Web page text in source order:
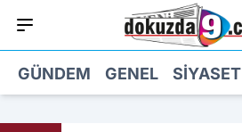
GÜNDEM GENEL SIYASET